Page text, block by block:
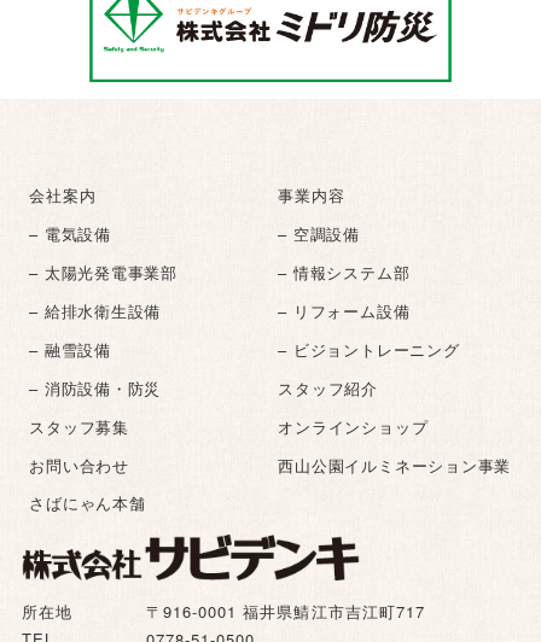
所在地
〒916-0001 福井県鯖江市吉江町717
会社案内
事業内容
– 電気設備
– 空調設備
– 太陽光発電事業部
– 情報システム部
– 給排水衛生設備
– リフォーム設備
– 融雪設備
– ビジョントレーニング
– 消防設備・防災
スタッフ紹介
スタッフ募集
オンラインショップ
お問い合わせ
西山公園イルミネーション事業
さばにゃん本舗